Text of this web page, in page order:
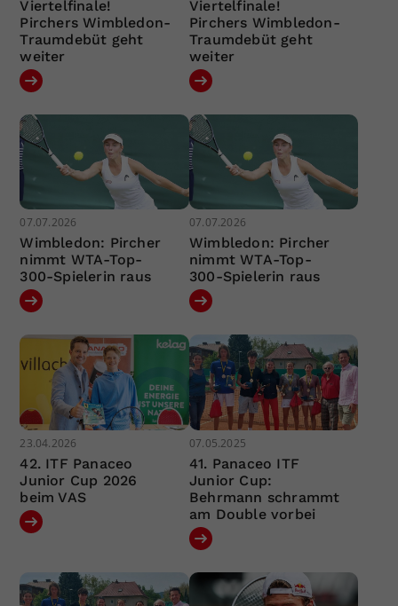
Viertelfinale!
Pirchers Wimbledon-
Traumdebüt geht
weiter
Viertelfinale!
Pirchers Wimbledon-
Traumdebüt geht
weiter
07.07.2026
Wimbledon: Pircher
nimmt WTA-Top-
300-Spielerin raus
07.07.2026
Wimbledon: Pircher
nimmt WTA-Top-
300-Spielerin raus
23.04.2026
42. ITF Panaceo
Junior Cup 2026
beim VAS
07.05.2025
41. Panaceo ITF
Junior Cup:
Behrmann schrammt
am Double vorbei